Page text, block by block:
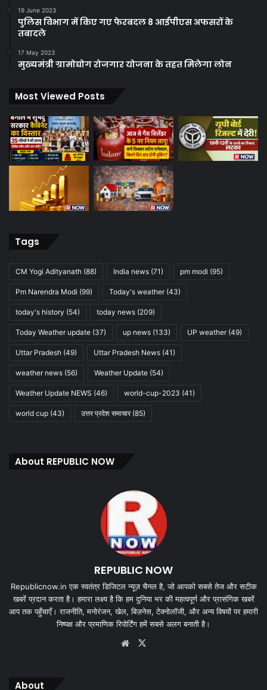
19 June 2023
पुलिस विभाग में किए गए फेरबदल 8 आईपीएस अफसरों के
तबादले
17 May 2023
मुख्यमंत्री ग्रामोद्योग रोजगार योजना के तहत मिलेगा लोन
Most Viewed Posts
Tags
CM Yogi Adityanath (88) India news (71) pm modi (95)
Pm Narendra Modi (99) Today's weather(43)
today's history (54) today news (209)
Today Weather update (37) up news (133) UP weather(49)
Uttar Pradesh (49) Uttar Pradesh News (41)
weather news (56) Weather Update (54)
Weather Update NEWS (46) world-cup-2023 (41)
world cup (43) उत्तर प्रदेश समाचार(85)
About REPUBLIC NOW
REPUBLIC NOW
Republicnow.in एक स्वतंत्र डिजिटल न्यूज़ चैनल है, जो आपको सबसे तेज और सटीक
खबरें प्रदान करता है। हमारा लक्ष्य है कि हम दुनिया भर की महत्वपूर्ण और प्रासंगिक खबरें
आप तक पहुँचाएँ। राजनीति, मनोरंजन, खेल, बिज़नेस, टेक्नोलॉजी, और अन्य विषयों पर हमारी
निष्पक्ष और प्रमाणिक रिपोर्टिंग हमें सबसे अलग बनाती है।
Website
About